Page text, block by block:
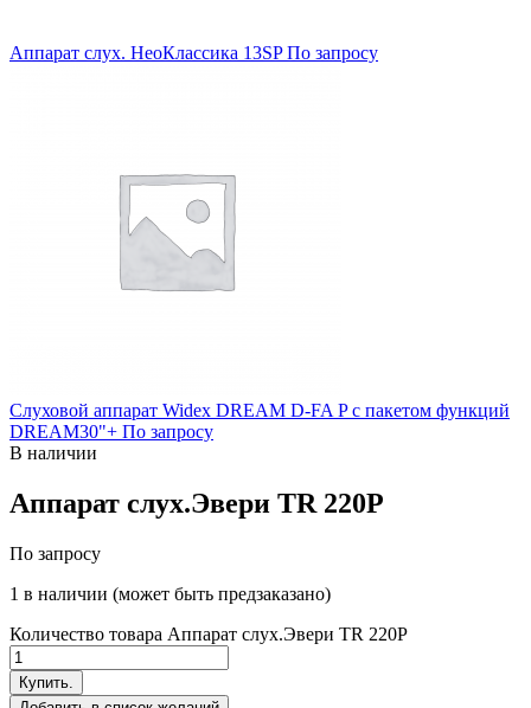
Аппарат слух. НеоКлассика 13SP По запросу
Слуховой аппарат Widex DREAM D-FA P c пакетом функций
DREAM30"+ По запросу
В наличии
Аппарат слух.Эвери TR 220Р
По запросу
1 в наличии (может быть предзаказано)
Количество товара Аппарат слух.Эвери TR 220Р
Купить.